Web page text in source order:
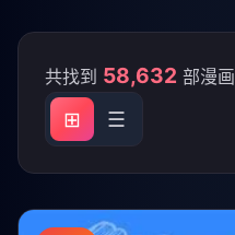
共找到 58,632 部漫画
⊞ ☰